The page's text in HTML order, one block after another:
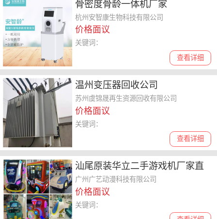
骨密度骨龄一体机厂家
杭州安智康生物科技有限公司
价格面议
查看详细
关键词：
温州变压器回收公司
苏州虞锦晟再生资源回收有限公司
价格面议
查看详细
关键词：
汕尾原装华立二手游戏机厂家直
销
广州广艺动漫科技有限公司
价格面议
关键词：